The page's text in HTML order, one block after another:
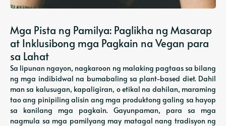
Mga Pista ng Pamilya: Paglikha ng Masarap
at Inklusibong mga Pagkain na Vegan para
sa Lahat
Sa lipunan ngayon, nagkaroon ng malaking pagtaas sa bilang
ng mga indibidwal na bumabaling sa plant-based diet. Dahil
man sa kalusugan, kapaligiran, o etikal na dahilan, maraming
tao ang pinipiling alisin ang mga produktong galing sa hayop
sa kanilang mga pagkain. Gayunpaman, para sa mga
nagmula sa mga pamilyang may matagal nang tradisyon ng